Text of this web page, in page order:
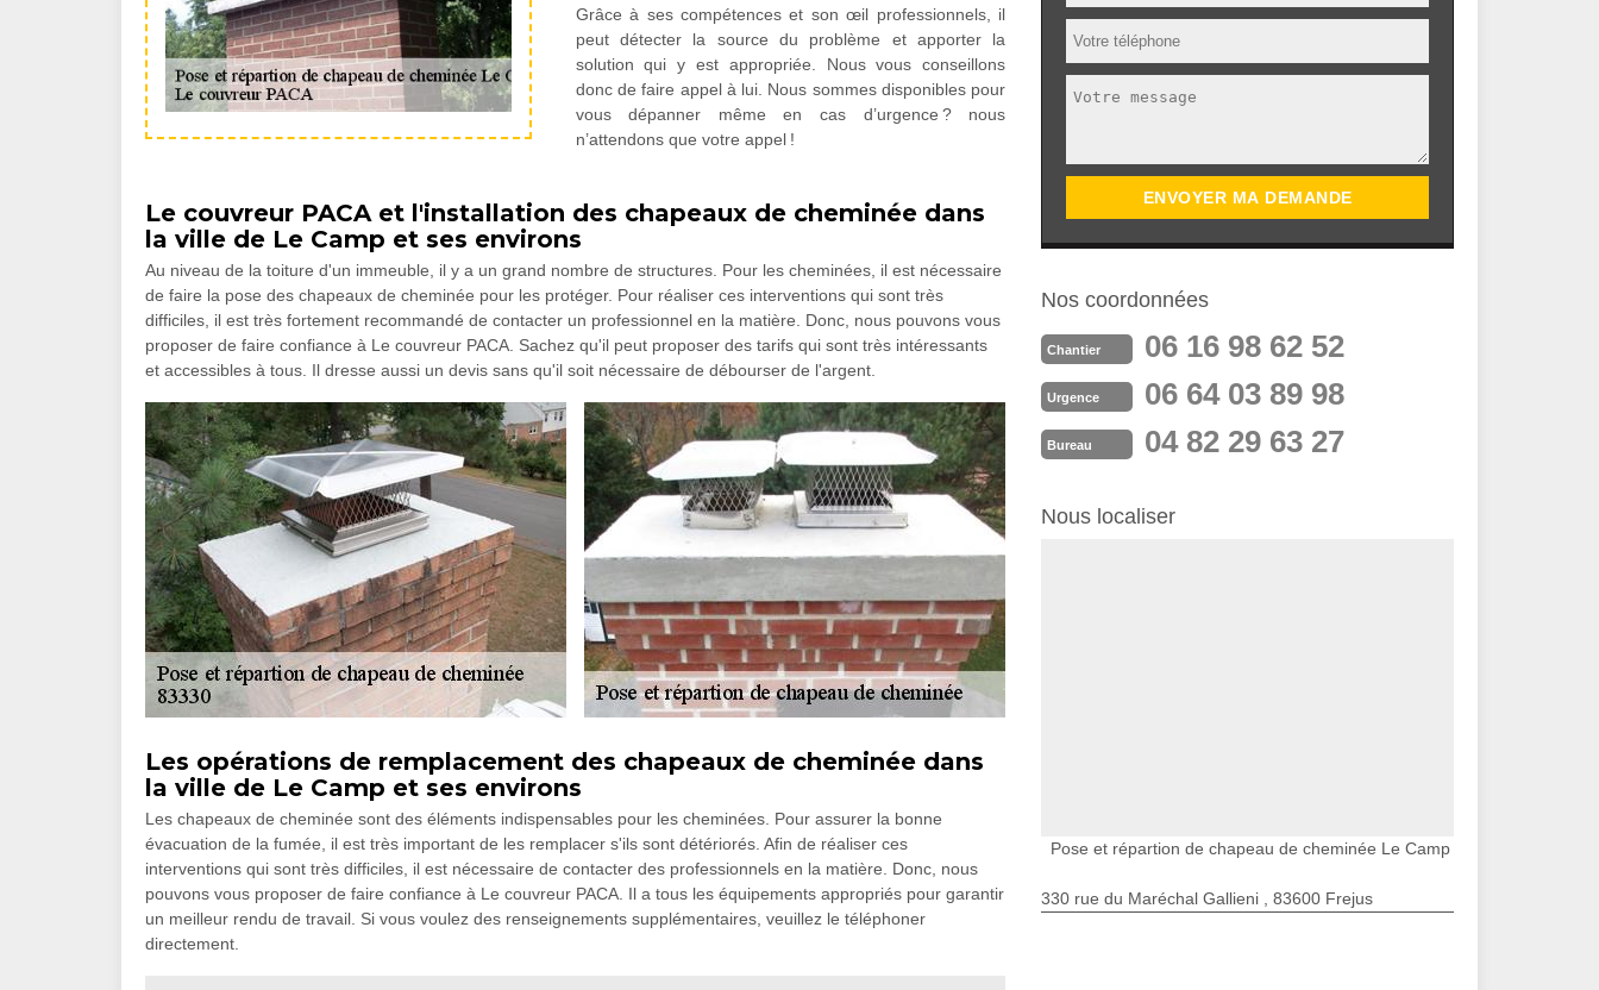
Grâce à ses compétences et son œil professionnels, il
peut détecter la source du problème et apporter la
solution qui y est appropriée. Nous vous conseillons
donc de faire appel à lui. Nous sommes disponibles pour
vous dépanner même en cas d’urgence ? nous
n’attendons que votre appel !
Le couvreur PACA et l'installation des chapeaux de cheminée dans
la ville de Le Camp et ses environs
Au niveau de la toiture d'un immeuble, il y a un grand nombre de structures. Pour les cheminées, il est nécessaire
de faire la pose des chapeaux de cheminée pour les protéger. Pour réaliser ces interventions qui sont très
difficiles, il est très fortement recommandé de contacter un professionnel en la matière. Donc, nous pouvons vous
proposer de faire confiance à Le couvreur PACA. Sachez qu'il peut proposer des tarifs qui sont très intéressants
et accessibles à tous. Il dresse aussi un devis sans qu'il soit nécessaire de débourser de l'argent.
Les opérations de remplacement des chapeaux de cheminée dans
la ville de Le Camp et ses environs
Les chapeaux de cheminée sont des éléments indispensables pour les cheminées. Pour assurer la bonne
évacuation de la fumée, il est très important de les remplacer s'ils sont détériorés. Afin de réaliser ces
interventions qui sont très difficiles, il est nécessaire de contacter des professionnels en la matière. Donc, nous
pouvons vous proposer de faire confiance à Le couvreur PACA. Il a tous les équipements appropriés pour garantir
un meilleur rendu de travail. Si vous voulez des renseignements supplémentaires, veuillez le téléphoner
directement.
Nos coordonnées
Chantier 06 16 98 62 52
Urgence 06 64 03 89 98
Bureau 04 82 29 63 27
Nous localiser
Pose et répartion de chapeau de cheminée Le Camp
330 rue du Maréchal Gallieni , 83600 Frejus